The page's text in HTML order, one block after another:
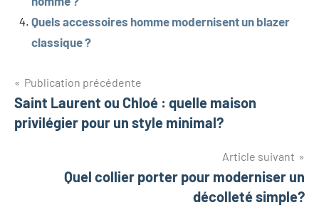
Quels accessoires homme modernisent un blazer
classique ?
Navigation
de
Publication précédente
Saint Laurent ou Chloé : quelle maison
privilégier pour un style minimal?
Article suivant
Quel collier porter pour moderniser un
décolleté simple?